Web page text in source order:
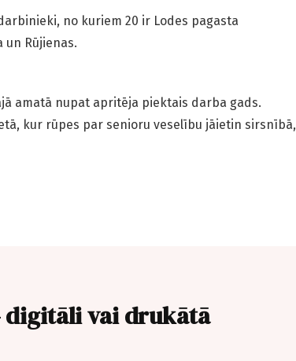
no kuriem 20 ir Lodes pagasta
Rūjienas.
amatā nupat apritēja piektais darba gads.
kur rūpes par senioru veselību jāietin sirsnībā,
digitāli vai drukātā